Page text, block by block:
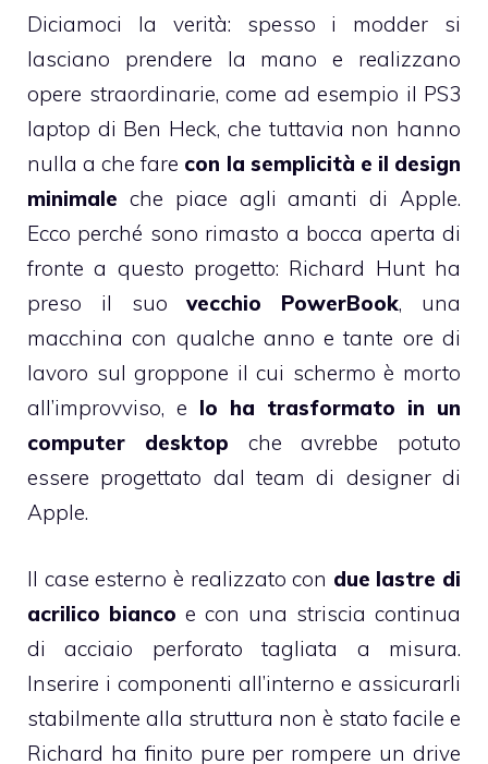
Diciamoci la verità: spesso i modder si
lasciano prendere la mano e realizzano
opere straordinarie, come ad esempio il PS3
laptop di Ben Heck, che tuttavia non hanno
nulla a che fare con la semplicità e il design
minimale che piace agli amanti di Apple.
Ecco perché sono rimasto a bocca aperta di
fronte a questo progetto: Richard Hunt ha
preso il suovecchio PowerBook, una
macchina con qualche anno e tante ore di
lavoro sul groppone il cui schermo è morto
all’improvviso, e lo ha trasformato in un
computer desktop che avrebbe potuto
essere progettato dal team di designer di
Apple.
Il case esterno è realizzato con due lastre di
acrilico bianco e con una striscia continua
di acciaio perforato tagliata a misura.
Inserire i componenti all’interno e assicurarli
stabilmente alla struttura non è stato facile e
Richard ha finito pure per rompere un drive